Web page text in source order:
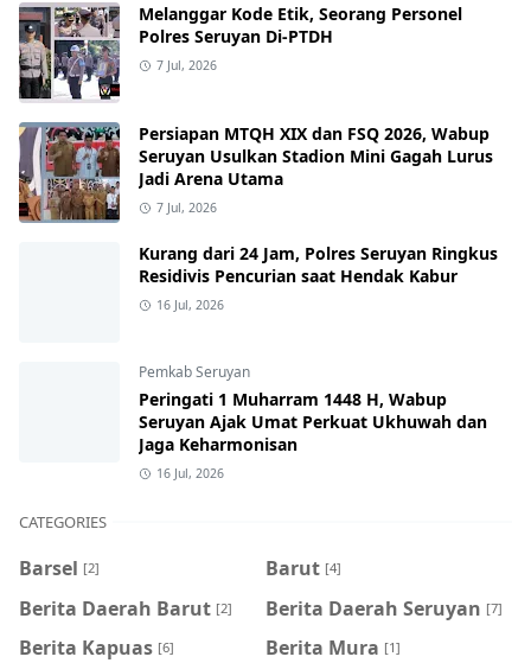
Melanggar Kode Etik, Seorang Personel
Polres Seruyan Di-PTDH
7 Jul, 2026
Persiapan MTQH XIX dan FSQ 2026, Wabup
Seruyan Usulkan Stadion Mini Gagah Lurus
Jadi Arena Utama
7 Jul, 2026
Kurang dari 24 Jam, Polres Seruyan Ringkus
Residivis Pencurian saat Hendak Kabur
16 Jul, 2026
Pemkab Seruyan
Peringati 1 Muharram 1448 H, Wabup
Seruyan Ajak Umat Perkuat Ukhuwah dan
Jaga Keharmonisan
16 Jul, 2026
CATEGORIES
Barsel [2] Barut [4]
Berita Daerah Barut [2] Berita Daerah Seruyan [7]
Berita Kapuas [6] Berita Mura [1]